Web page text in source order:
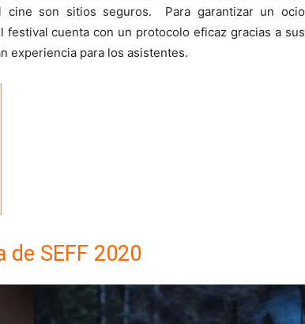
cine son sitios seguros. Para garantizar un ocio
cuenta con un protocolo eficaz gracias a sus
experiencia para los asistentes.
de SEFF 2020